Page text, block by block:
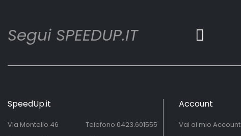
Segui SPEEDUP.IT
SpeedUp.it
Via Montello 46
Telefono 0423.601555
Account
Vai al mio Account